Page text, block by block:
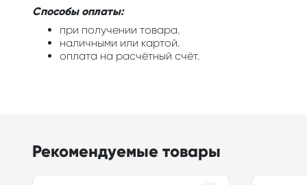
Способы оплаты:
при получении товара.
наличными или картой.
оплата на расчётный счёт.
Рекомендуемые товары